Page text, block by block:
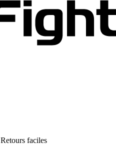
Retours faciles